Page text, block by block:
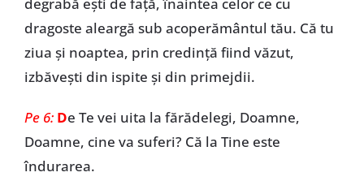
dragoste aleargă sub acoperământul tău. Că tu
ziua şi noaptea, prin credinţă fiind văzut,
izbăveşti din ispite şi din primejdii.
Pe 6: De Te vei uita la fărădelegi, Doamne,
Doamne, cine va suferi? Că la Tine este
îndurarea.